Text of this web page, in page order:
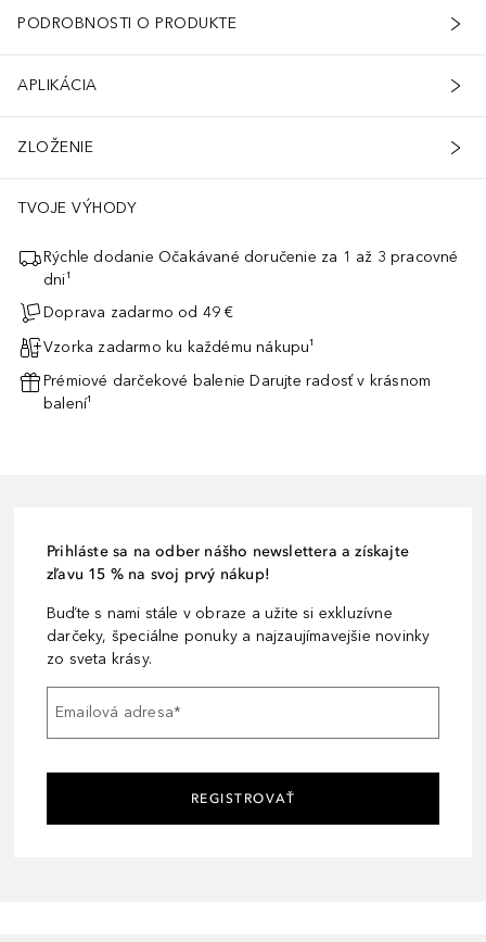
PODROBNOSTI O PRODUKTE
APLIKÁCIA
ZLOŽENIE
TVOJE VÝHODY
Rýchle dodanie Očakávané doručenie za 1 až 3 pracovné
dni¹
Doprava zadarmo od 49 €
Vzorka zadarmo ku každému nákupu¹
Prémiové darčekové balenie Darujte radosť v krásnom
balení¹
Prihláste sa na odber nášho newslettera a získajte
zľavu 15 % na svoj prvý nákup!
Buďte s nami stále v obraze a užite si exkluzívne
darčeky, špeciálne ponuky a najzaujímavejšie novinky
zo sveta krásy.
Emailová adresa*
REGISTROVAŤ